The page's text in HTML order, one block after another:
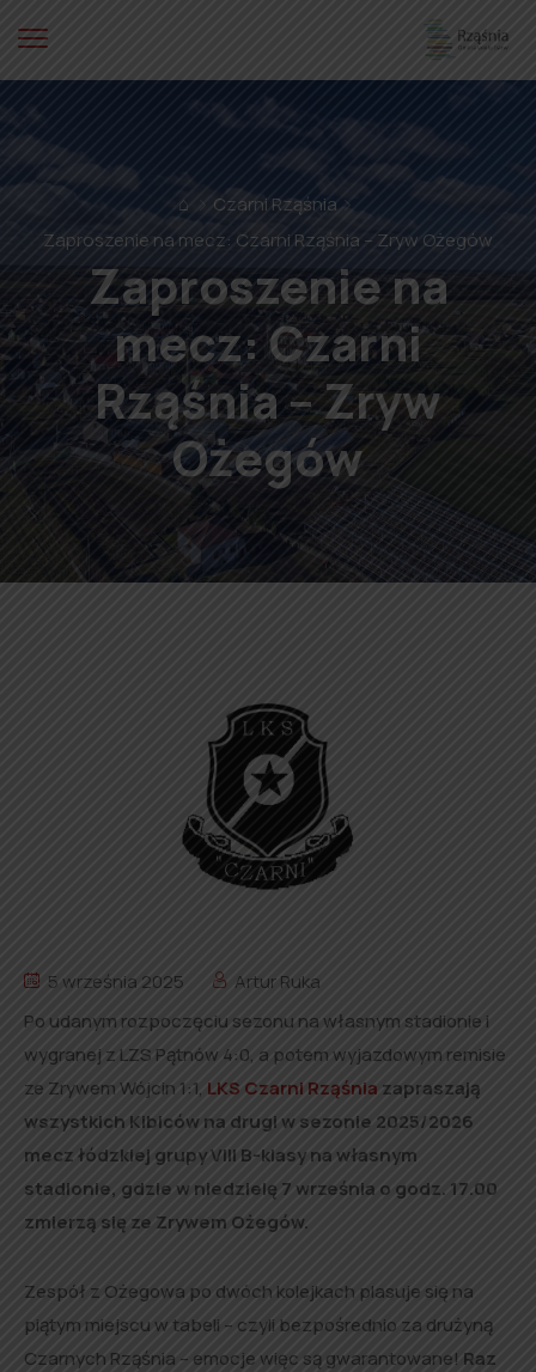
⌂
Czarni Rząśnia
Zaproszenie na mecz: Czarni Rząśnia – Zryw Ożegów
Zaproszenie na
mecz: Czarni
Rząśnia – Zryw
Ożegów
5 września 2025
Artur Ruka
Po udanym rozpoczęciu sezonu na własnym stadionie i
wygranej z LZS Pątnów 4:0, a potem wyjazdowym remisie
ze Zrywem Wójcin 1:1, LKS Czarni Rząśnia zapraszają
wszystkich Kibiców na drugi w sezonie 2025/2026
mecz łódzkiej grupy VIII B-klasy na własnym
stadionie, gdzie w niedzielę 7 września o godz. 17.00
zmierzą się ze Zrywem Ożegów.
Zespół z Ożegowa po dwóch kolejkach plasuje się na
piątym miejscu w tabeli – czyli bezpośrednio za drużyną
Czarnych Rząśnia – emocje więc są gwarantowane! Raz